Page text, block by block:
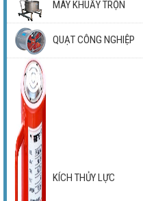
MÁY KHUẤY TRỘN
QUẠT CÔNG NGHIỆP
KÍCH THỦY LỰC